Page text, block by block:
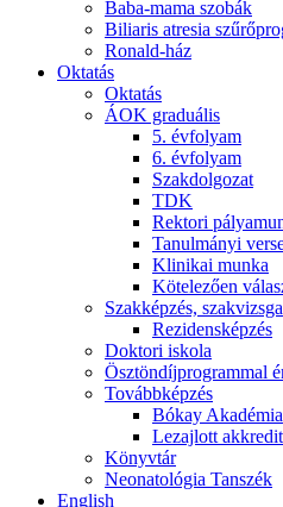
Baba-mama szobák
Biliaris atresia
Ronald-ház
Oktatás
Oktatás
ÁOK graduális
5. évfolyam
6. évfolyam
Szakdolgozat
TDK
Rektori
Tanulmányi
Klinikai munka
Kötelezően
Szakképzés, szakvizsga
Rezidensképzés
Doktori iskola
Ösztöndíjprogrammal
Továbbképzés
Bókay Akadémia
Lezajlott
Könyvtár
Neonatológia Tanszék
English